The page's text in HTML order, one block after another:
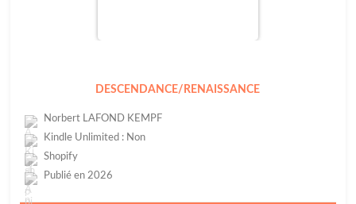
DESCENDANCE/RENAISSANCE
Norbert LAFOND KEMPF
Kindle Unlimited : Non
Shopify
Publié en 2026